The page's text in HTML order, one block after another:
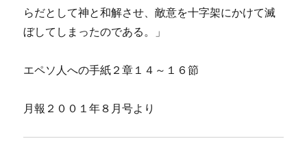
らだとして神と和解させ、敵意を十字架にかけて滅
ぼしてしまったのである。」
エペソ人への手紙２章１４～１６節
月報２００１年８月号より